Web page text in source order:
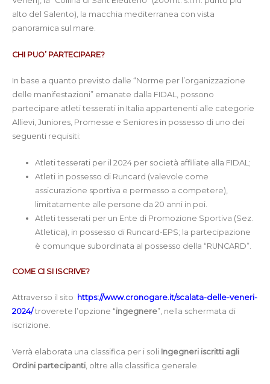
alto del Salento), la macchia mediterranea con vista
panoramica sul mare.
CHI PUO’ PARTECIPARE?
In base a quanto previsto dalle “Norme per l’organizzazione
delle manifestazioni” emanate dalla FIDAL, possono
partecipare atleti tesserati in Italia appartenenti alle categorie
Allievi, Juniores, Promesse e Seniores in possesso di uno dei
seguenti requisiti:
Atleti tesserati per il 2024 per società affiliate alla FIDAL;
Atleti in possesso di Runcard (valevole come
assicurazione sportiva e permesso a competere),
limitatamente alle persone da 20 anni in poi.
Atleti tesserati per un Ente di Promozione Sportiva (Sez.
Atletica), in possesso di Runcard-EPS; la partecipazione
è comunque subordinata al possesso della “RUNCARD”.
COME CI SI ISCRIVE?
Attraverso il sito https://www.cronogare.it/scalata-delle-veneri-
2024/ troverete l’opzione “ingegnere”, nella schermata di
iscrizione.
Verrà elaborata una classifica per i soli Ingegneri iscritti agli
Ordini partecipanti , oltre alla classifica generale.